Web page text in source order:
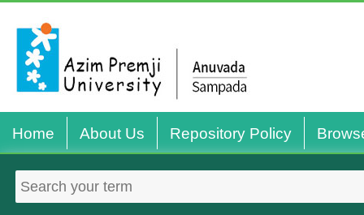
Home About Us Repository Policy